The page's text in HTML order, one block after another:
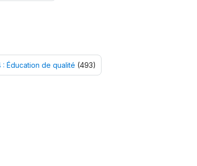
: Éducation de qualité (493)